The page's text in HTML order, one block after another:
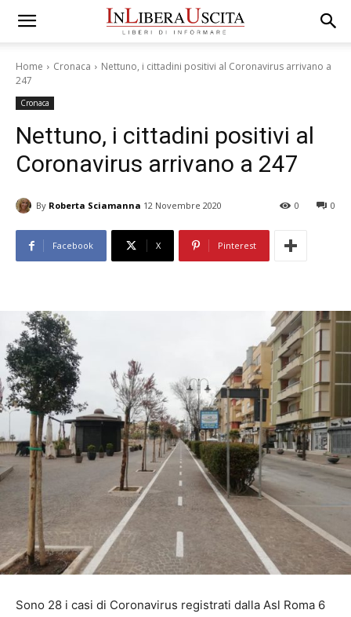
Home Cronaca
Nettuno, i cittadini positivi al Coronavirus arrivano a
247
Cronaca
Nettuno, i cittadini positivi al
Coronavirus arrivano a 247
By Roberta Sciamanna 12 Novembre 2020 0
0
Facebook X Pinterest
Sono 28 i casi di Coronavirus registrati dalla Asl Roma 6